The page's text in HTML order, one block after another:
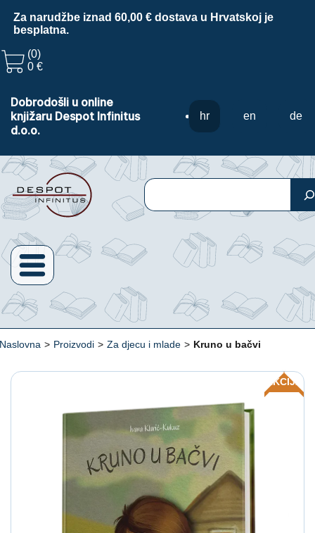
Za narudžbe iznad 60,00 € dostava u Hrvatskoj je
besplatna.
(0)
0 €
Dobrodošli u online
knjižaru Despot Infinitus
d.o.o.
hr en de
Pretraga
Naslovna > Proizvodi > Za djecu i mlade > Kruno u bačvi
AKCIJA